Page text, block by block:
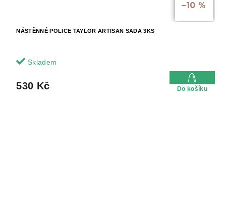
–10 %
NÁSTĚNNÉ POLICE TAYLOR ARTISAN SADA 3KS
Skladem
530 Kč Do košíku